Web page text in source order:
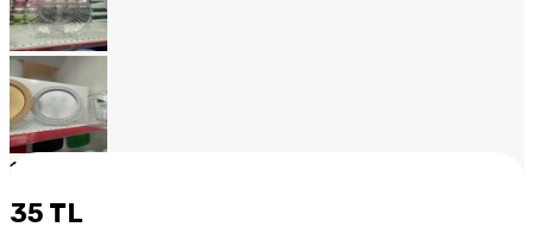
1
35 TL